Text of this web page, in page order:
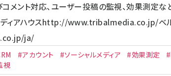
メント対応、ユーザー投稿の監視、効果測定な
ィアハウスhttp://www.tribalmedia.co.jp/ベ
ja/
#アカウント #ソーシャルメディア #効果測定
視